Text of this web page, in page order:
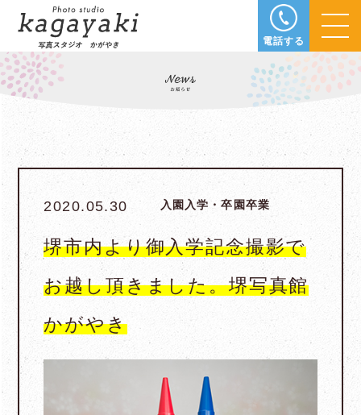
電話する
2020.05.30 入園入学・卒園卒業
堺市内より御入学記念撮影で
お越し頂きました。堺写真館
かがやき